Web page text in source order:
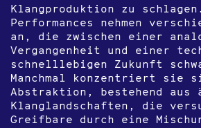
Klangproduktion zu
Performances nehmen
an, die zwischen einer
Vergangenheit und einer
schnelllebigen Zukunft
Manchmal konzentriert sie
Abstraktion, bestehend aus
Klanglandschaften, die
Greifbare durch eine